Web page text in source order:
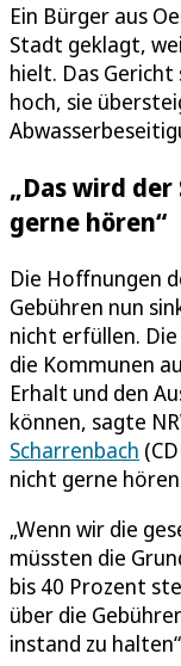
Ein Bürger aus
Stadt geklagt,
hielt. Das
hoch, sie
„Das wird
gerne hören“
Die Hoffnungen
Gebühren nun
nicht erfüllen.
die Kommunen
Erhalt und den
können, sagte
Scharrenbach
nicht gerne
„Wenn wir die
müssten die
bis 40 Prozent
über die
instand zu